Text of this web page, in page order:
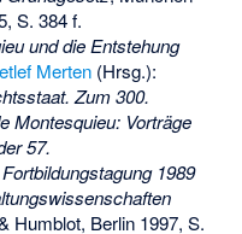
, S. 384 f.
und die Entstehung
Merten (Hrsg.):
Zum 300.
Montesquieu: Vorträge
57.
1989
Humblot, Berlin 1997, S.